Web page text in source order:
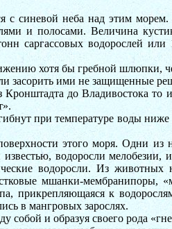
с синевой неба над этим
и полосами. Величина
саргассовых водорослей
хотя бы гребной шлюпки,
засорить ими не защищенные
до Владивостока
при температуре воды
этого моря. Одни из
водоросли мелобезии,
водоросли. Из
мшанки-мембранипоры,
прикрепляющаяся к
в мангровых зарослях.
и образуя своего рода